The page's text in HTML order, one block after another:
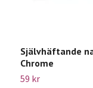
Självhäftande
Chrome
59 kr